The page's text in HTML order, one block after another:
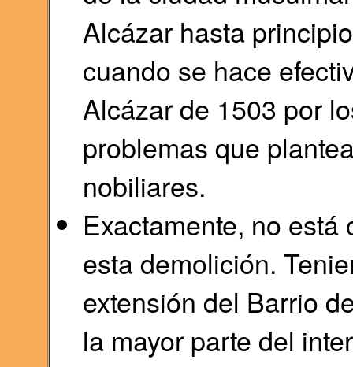
Alcázar hasta
cuando se hace
Alcázar de 1503 por
problemas que
nobiliares.
Exactamente, no
esta demolición.
extensión del Barrio
la mayor parte del